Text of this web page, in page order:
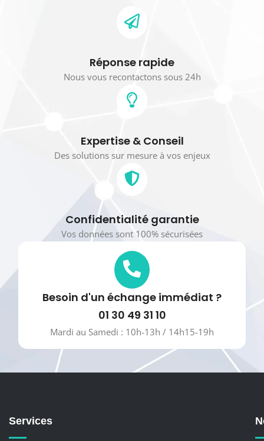
Réponse rapide
Nous vous recontactons sous 24h
Expertise & Conseil
Des solutions sur mesure à vos enjeux
Confidentialité garantie
Vos données sont 100% sécurisées
Besoin d'un échange immédiat ?
01 30 49 31 10
Mardi au Samedi : 10h-13h / 14h15-19h
Services